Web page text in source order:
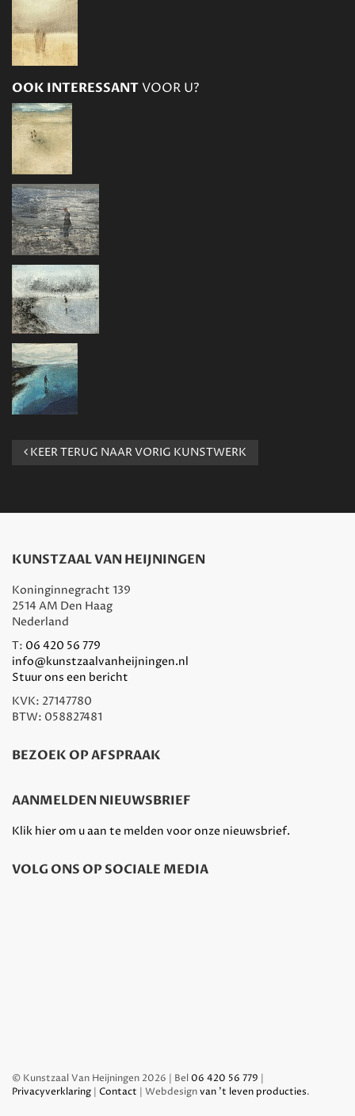
OOK INTERESSANTVOOR U?
KEER TERUG NAAR VORIG KUNSTWERK
KUNSTZAAL VAN HEIJNINGEN
Koninginnegracht 139
2514 AM Den Haag
Nederland
T: 06 420 56 779
info@kunstzaalvanheijningen.nl
Stuur ons een bericht
KVK: 27147780
BTW: 058827481
BEZOEK OP AFSPRAAK
AANMELDEN NIEUWSBRIEF
Klik hier om u aan te melden voor onze nieuwsbrief.
VOLG ONS OP SOCIALE MEDIA
© Kunstzaal Van Heijningen 2026 | Bel 06 420 56 779 |
Privacyverklaring | Contact | Webdesignvan 't leven producties.